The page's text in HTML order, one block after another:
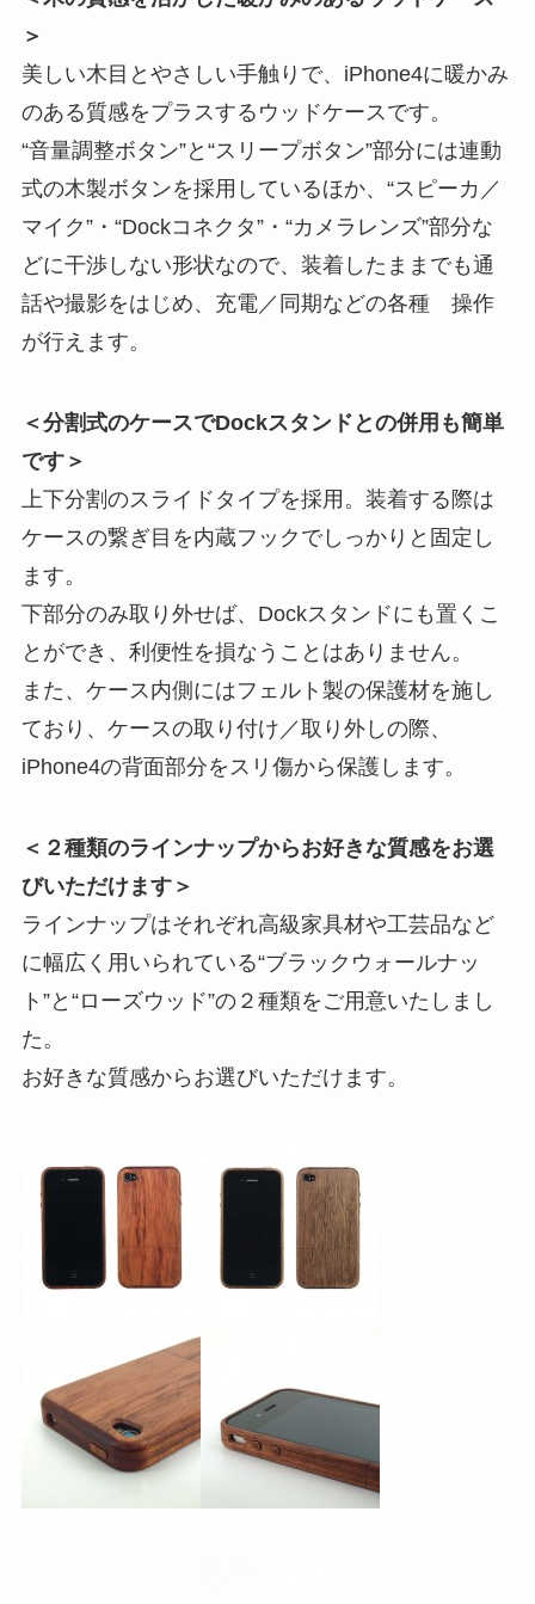
＞
美しい木目とやさしい手触りで、iPhone4に暖かみ
のある質感をプラスするウッドケースです。
“音量調整ボタン”と“スリープボタン”部分には連動
式の木製ボタンを採用しているほか、“スピーカ／
マイク”・“Dockコネクタ”・“カメラレンズ”部分な
どに干渉しない形状なので、装着したままでも通
話や撮影をはじめ、充電／同期などの各種 操作
が行えます。
＜分割式のケースでDockスタンドとの併用も簡単
です＞
上下分割のスライドタイプを採用。装着する際は
ケースの繋ぎ目を内蔵フックでしっかりと固定し
ます。
下部分のみ取り外せば、Dockスタンドにも置くこ
とができ、利便性を損なうことはありません。
また、ケース内側にはフェルト製の保護材を施し
ており、ケースの取り付け／取り外しの際、
iPhone4の背面部分をスリ傷から保護します。
＜２種類のラインナップからお好きな質感をお選
びいただけます＞
ラインナップはそれぞれ高級家具材や工芸品など
に幅広く用いられている“ブラックウォールナッ
ト”と“ローズウッド”の２種類をご用意いたしまし
た。
お好きな質感からお選びいただけます。